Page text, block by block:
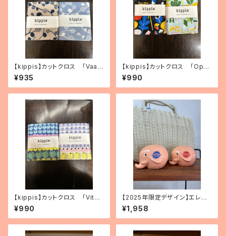
【kippis】カットクロス 「Vaap
ukka／ラズベリー」（2色）
¥935
【kippis】カットクロス 「Oppi
／教育」（2色）
¥990
【kippis】カットクロス 「Vita
miini／ビタミン」（3種）
¥990
【2025年限定デザイン】エレフ
ァントバンク 2種
¥1,958